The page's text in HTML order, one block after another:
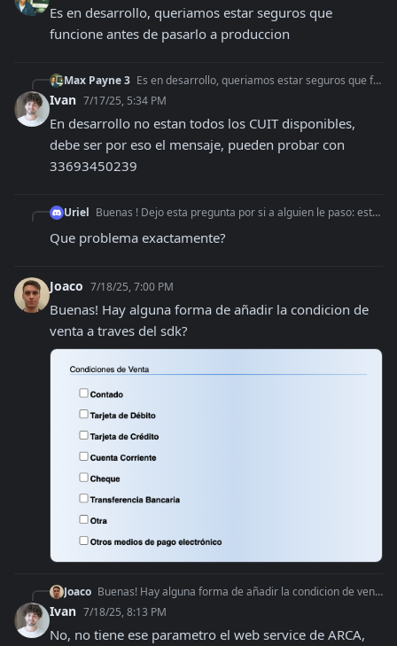
Es en desarrollo, queriamos estar seguros que
funcione antes de pasarlo a produccion
Max Payne 3 Es en desarrollo, queriamos estar seguros que funcione antes de pasarlo a produccion
Ivan 7/17/25, 5:34 PM
En desarrollo no estan todos los CUIT disponibles,
debe ser por eso el mensaje, pueden probar con
33693450239
Uriel Buenas ! Dejo esta pregunta por si a alguien le paso: estoy teniendo problemas con la lectura del certificado de afip con la versión de .net 9 desde instancias
Que problema exactamente?
Joaco 7/18/25, 7:00 PM
Buenas! Hay alguna forma de añadir la condicion de
venta a traves del sdk?
Joaco Buenas! Hay alguna forma de añadir la condicion de venta a traves del sdk?
Ivan 7/18/25, 8:13 PM
No, no tiene ese parametro el web service de ARCA,